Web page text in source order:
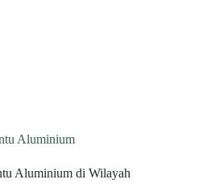
Aluminium
Aluminium di Wilayah